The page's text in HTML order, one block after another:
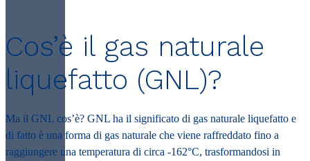
Cos’è il gas naturale
liquefatto (GNL)?
Ma il GNL cos’è? GNL ha il significato di gas naturale liquefatto e
di fatto è una forma di gas naturale che viene raffreddato fino a
raggiungere una temperatura di circa -162°C, trasformandosi in